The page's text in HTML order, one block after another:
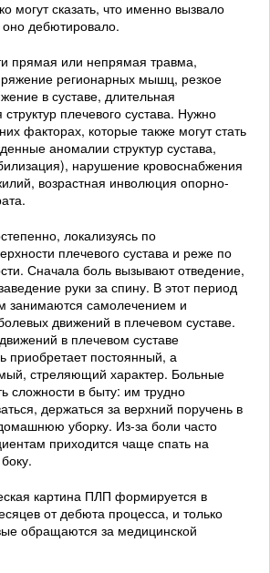
могут сказать, что именно вызвало
оно дебютировало.
прямая или непрямая травма,
регионарных мышц, резкое
в суставе, длительная
плечевого сустава. Нужно
факторах, которые также могут стать
аномалии структур сустава,
нарушение кровоснабжения
возрастная инволюция опорно-
локализуясь по
плечевого сустава и реже по
Сначала боль вызывают отведение,
руки за спину. В этот период
занимаются самолечением и
движений в плечевом суставе.
в плечевом суставе
приобретает постоянный, а
стреляющий характер. Больные
сложности в быту: им трудно
держаться за верхний поручень в
уборку. Из-за боли часто
приходится чаще спать на
картина ПЛП формируется в
от дебюта процесса, и только
обращаются за медицинской